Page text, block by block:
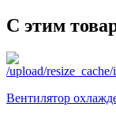
С этим
Вентилятор